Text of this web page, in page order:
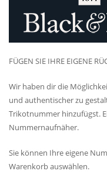
FÜGEN SIE IHRE EIGENE
Wir haben dir die
und authentischer zu
Trikotnummer hinzufügst.
Nummernaufnäher.
Sie können Ihre eigene
Warenkorb auswählen.